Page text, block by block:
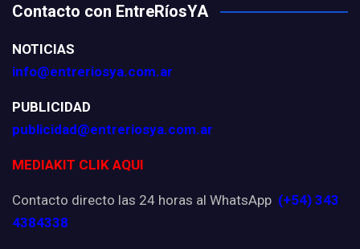
Contacto con EntreRíosYA
NOTICIAS
info@entreriosya.com.ar
PUBLICIDAD
publicidad@entreriosya.com.ar
MEDIAKIT CLIK AQUI
Contacto directo las 24 horas al WhatsApp (+54) 343
4384338